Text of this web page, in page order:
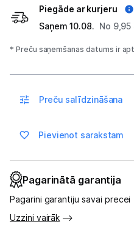
Mazā virtuves
Vēlmju saraksts
Piegāde ar kurjeru
Saņem 10.08. No 9,95
* Preču saņemšanas datums ir
Preču salīdzināšana
Pievienot sarakstam
Pagarinātā garantija
Pagarini garantiju savai precei
Uzzini vairāk